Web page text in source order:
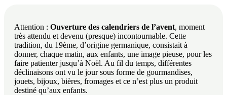
Attention : Ouverture des calendriers de l’avent, moment
très attendu et devenu (presque) incontournable. Cette
tradition, du 19ème, d’origine germanique, consistait à
donner, chaque matin, aux enfants, une image pieuse, pour les
faire patienter jusqu’à Noël. Au fil du temps, différentes
déclinaisons ont vu le jour sous forme de gourmandises,
jouets, bijoux, bières, fromages et ce n’est plus un produit
destiné qu’aux enfants.